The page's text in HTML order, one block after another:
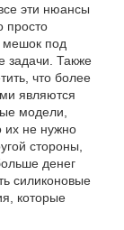
эти нюансы
просто
мешок под
задачи. Также
что более
являются
модели,
их не нужно
стороны,
денег
силиконовые
которые